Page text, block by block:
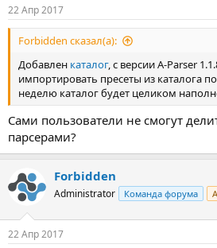
22 Апр 2017
Forbidden сказал(а):
Добавлен каталог, с версии A-Parser
импортировать пресеты из каталога
неделю каталог будет целиком
Сами пользователи не смогут
парсерами?
Forbidden
Administrator Команда форума
22 Апр 2017